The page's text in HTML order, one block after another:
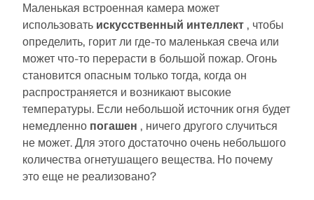
Маленькая встроенная камера может
использовать искусственный интеллект , чтобы
определить, горит ли где-то маленькая свеча или
может что-то перерасти в большой пожар. Огонь
становится опасным только тогда, когда он
распространяется и возникают высокие
температуры. Если небольшой источник огня будет
немедленно погашен , ничего другого случиться
не может. Для этого достаточно очень небольшого
количества огнетушащего вещества. Но почему
это еще не реализовано?